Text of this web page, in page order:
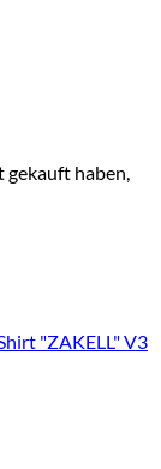
haben,
"ZAKELL" V3